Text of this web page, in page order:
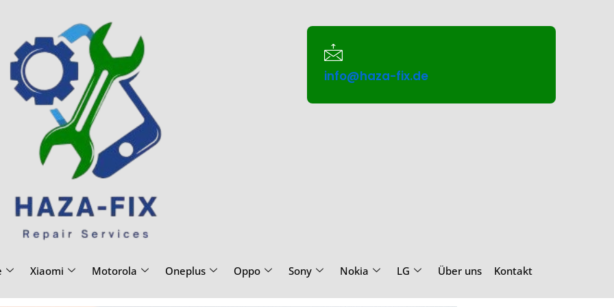
info@haza-fix.de
Xiaomi Motorola Oneplus Oppo Sony Nokia LG Über uns Kontakt